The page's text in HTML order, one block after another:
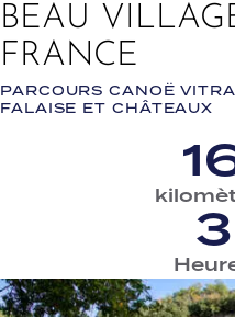
BEAU
FRANCE
PARCOURS CANOË
FALAISE ET CHÂTEAUX
3